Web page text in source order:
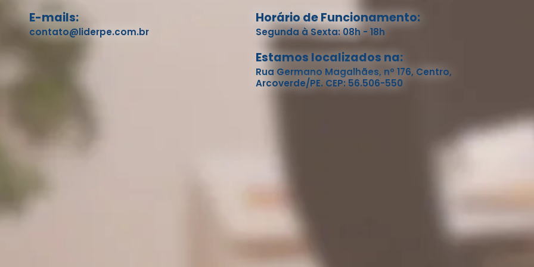
E-mails:
contato@liderpe.com.br
Horário de Funcionamento:
Segunda à Sexta: 08h - 18h
Estamos localizados na:
Rua Germano Magalhães, nº 176, Centro,
Arcoverde/PE. CEP: 56.506-550